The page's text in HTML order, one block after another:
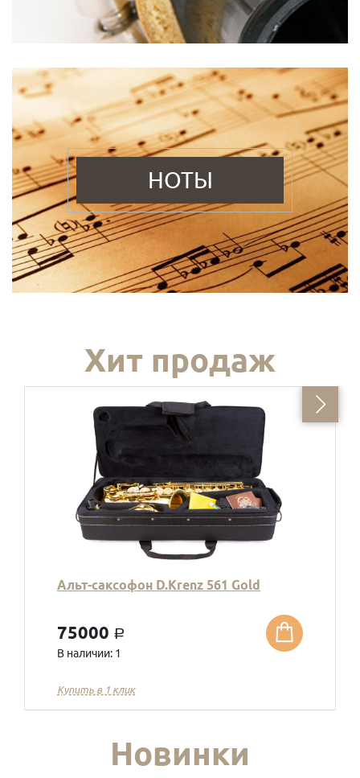
НОТЫ
Хит продаж
Альт-саксофон D.Krenz 561 Gold
75000 a
В наличии: 1
Купить в 1 клик
Новинки